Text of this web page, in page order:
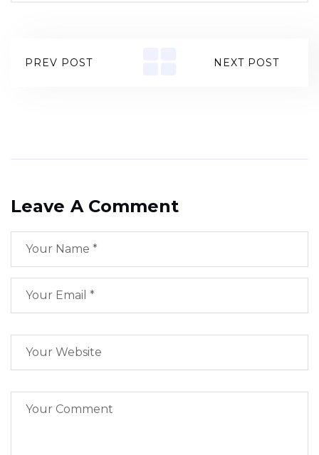
PREV POST NEXT POST
Leave A Comment